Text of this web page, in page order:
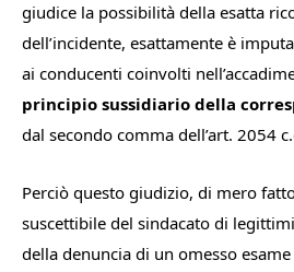
giudice la possibilità della esatta
dell’incidente, esattamente è
ai conducenti coinvolti
principio sussidiario della
dal secondo comma dell’art. 2054
Perciò questo giudizio, di mero
suscettibile del sindacato di
della denuncia di un omesso